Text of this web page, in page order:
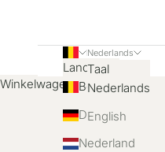
Land
België
Duitsland
Nederland
Nederlands
Taal
Nederlands
English
Winkelwagen